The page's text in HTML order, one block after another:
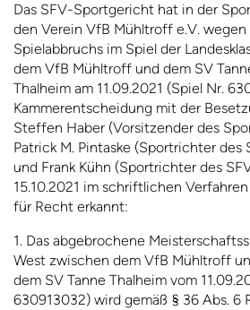
Das SFV-Sportgericht hat in der
den Verein VfB Mühltroff e.V. wegen
Spielabbruchs im Spiel der
dem VfB Mühltroff und dem SV
Thalheim am 11.09.2021 (Spiel Nr.
Kammerentscheidung mit der
Steffen Haber (Vorsitzender des
Patrick M. Pintaske (Sportrichter des
und Frank Kühn (Sportrichter des
15.10.2021 im schriftlichen Verfahren
für Recht erkannt:
1. Das abgebrochene
West zwischen dem VfB Mühltroff
dem SV Tanne Thalheim vom
630913032) wird gemäß § 36 Abs. 6